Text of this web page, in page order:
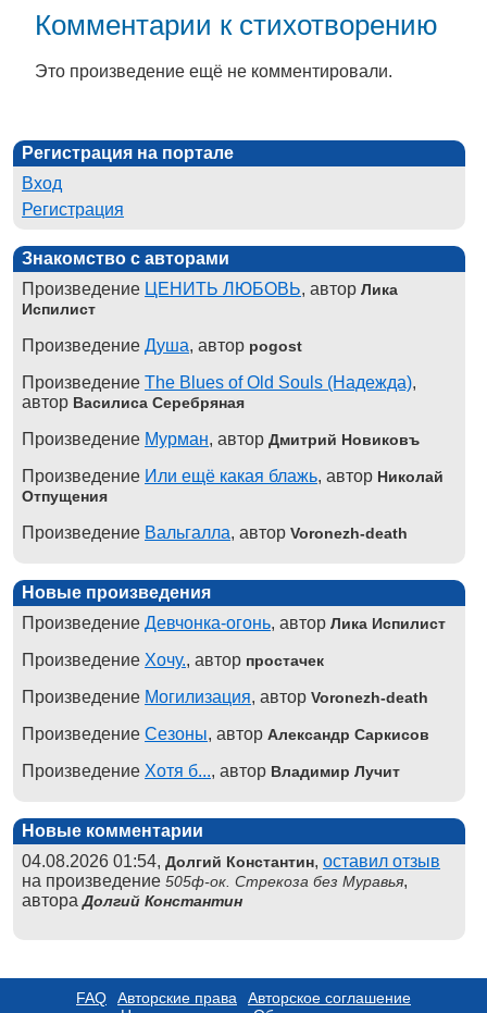
Комментарии к стихотворению
Это произведение ещё не комментировали.
Регистрация на портале
Вход
Регистрация
Знакомство с авторами
Произведение ЦЕНИТЬ ЛЮБОВЬ, автор Лика
Испилист
Произведение Душа, автор pogost
Произведение The Blues of Old Souls (Надежда),
автор Василиса Серебряная
Произведение Мурман, автор Дмитрий Новиковъ
Произведение Или ещё какая блажь, автор Николай
Отпущения
Произведение Вальгалла, автор Voronezh-death
Новые произведения
Произведение Девчонка-огонь, автор Лика Испилист
Произведение Хочу., автор простачек
Произведение Могилизация, автор Voronezh-death
Произведение Сезоны, автор Александр Саркисов
Произведение Хотя б..., автор Владимир Лучит
Новые комментарии
04.08.2026 01:54, Долгий Константин, оставил отзыв
на произведение 505ф-ок. Стрекоза без Муравья,
автораДолгий Константин
FAQ Авторские права
Авторское соглашение